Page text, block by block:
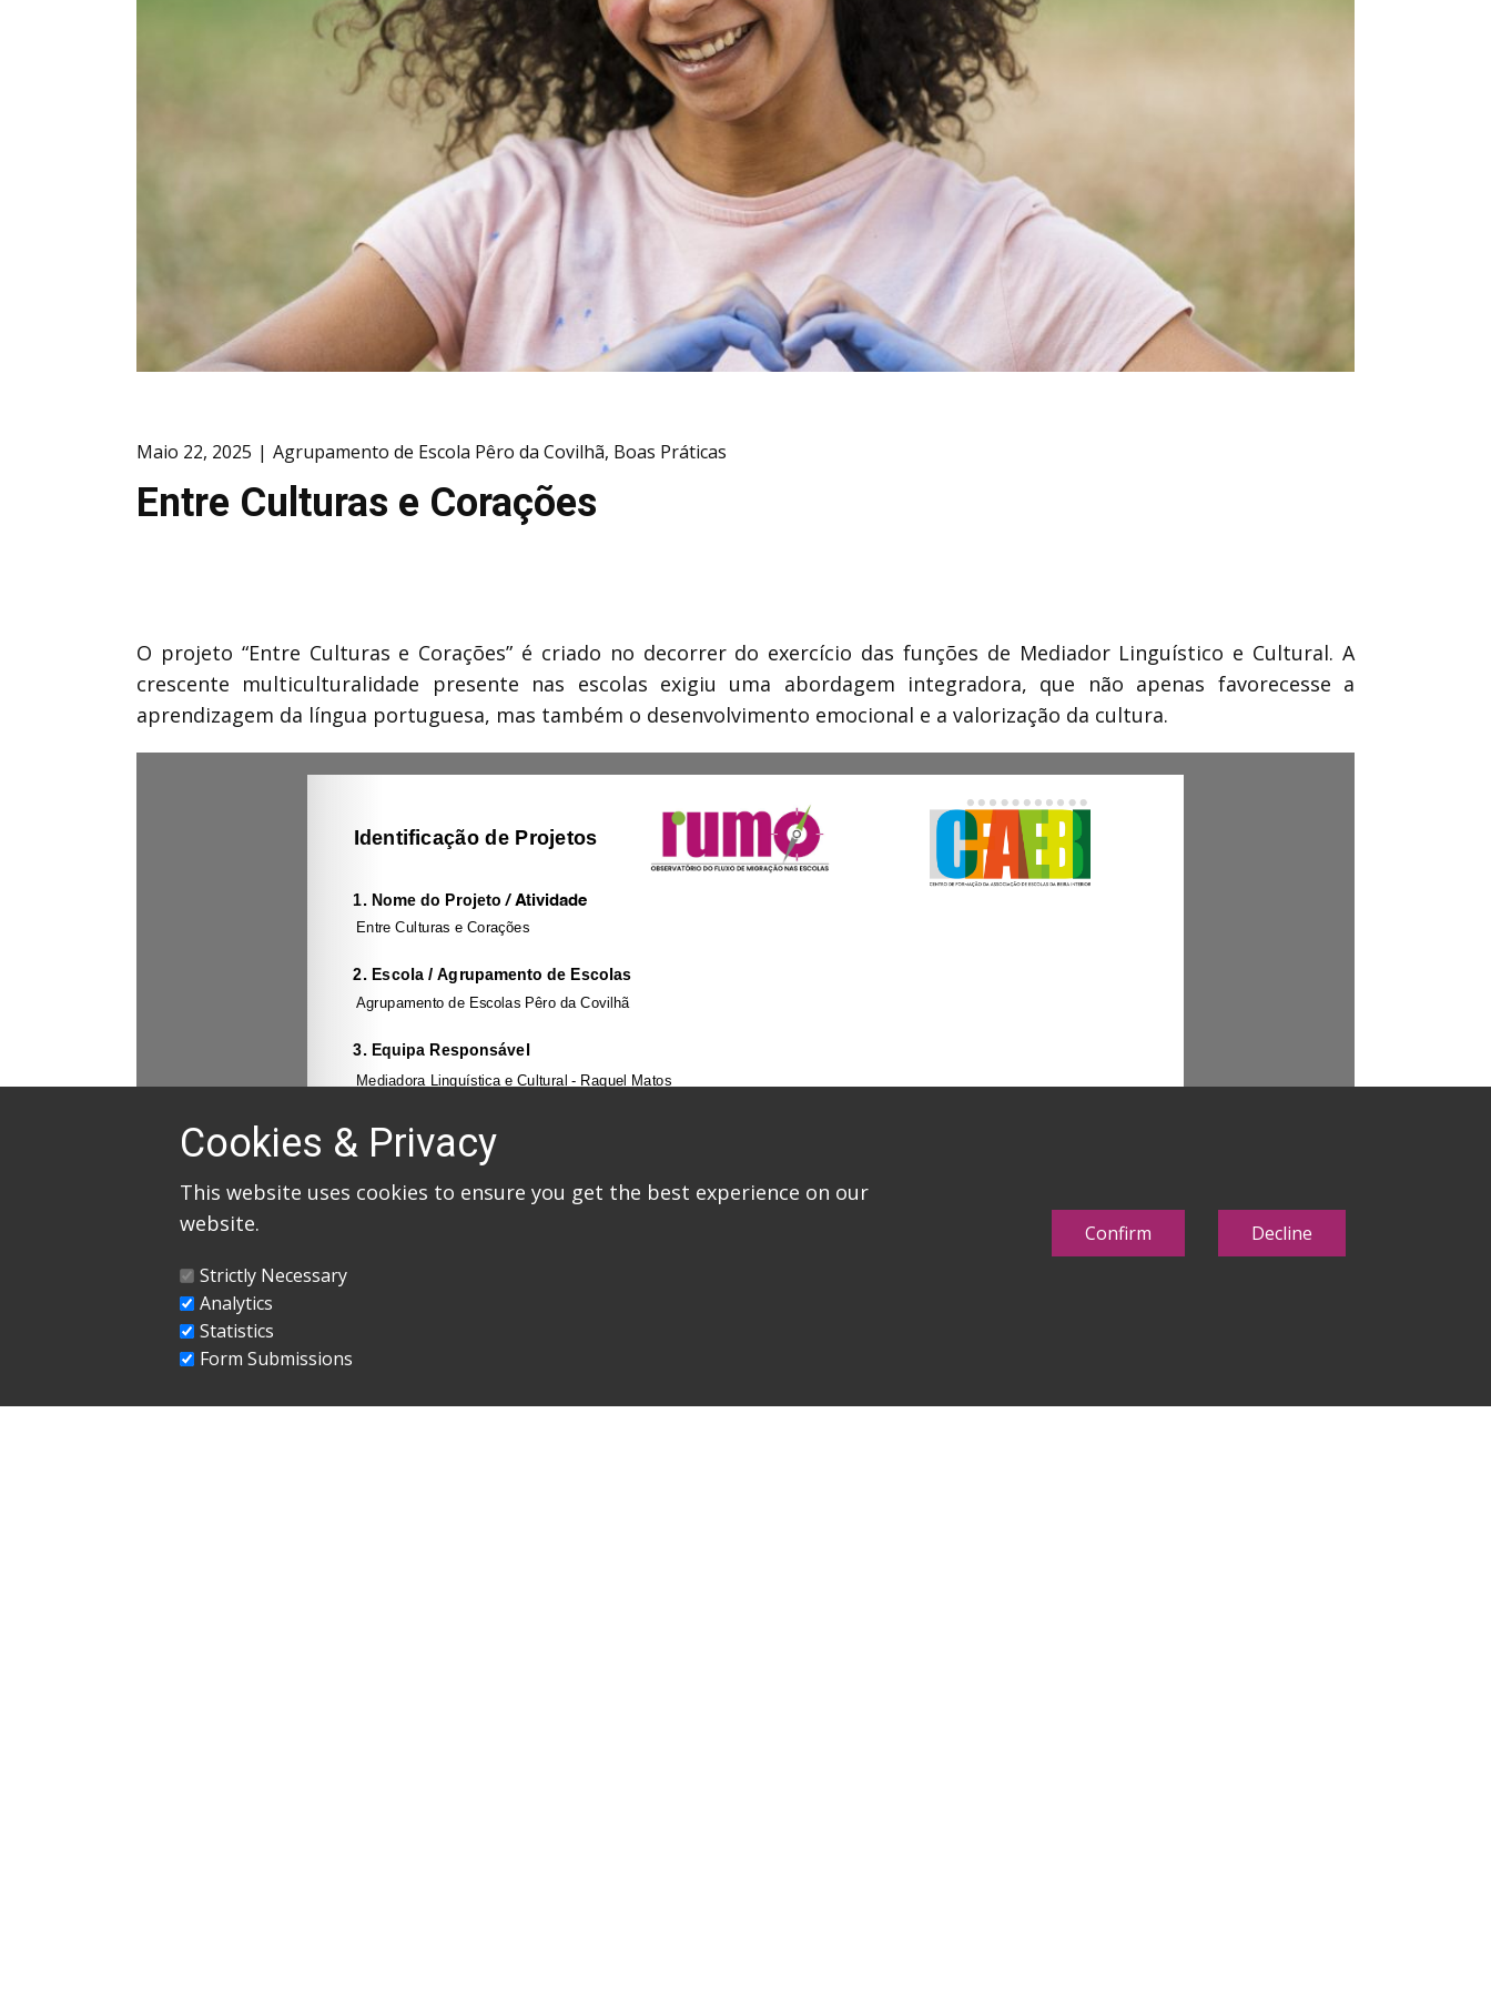
Maio 22, 2025 Agrupamento de Escola Pêro da Covilhã, Boas Práticas
Entre Culturas e Corações
O projeto “Entre Culturas e Corações” é criado no decorrer do exercício das funções de Mediador Linguístico e Cultural. A
crescente multiculturalidade presente nas escolas exigiu uma abordagem integradora, que não apenas favorecesse a
aprendizagem da língua portuguesa, mas também o desenvolvimento emocional e a valorização da cultura.
Cookies & Privacy
This website uses cookies to ensure you get the best experience on our
website.
Strictly Necessary
Analytics
Statistics
Form Submissions
Decline
Confirm